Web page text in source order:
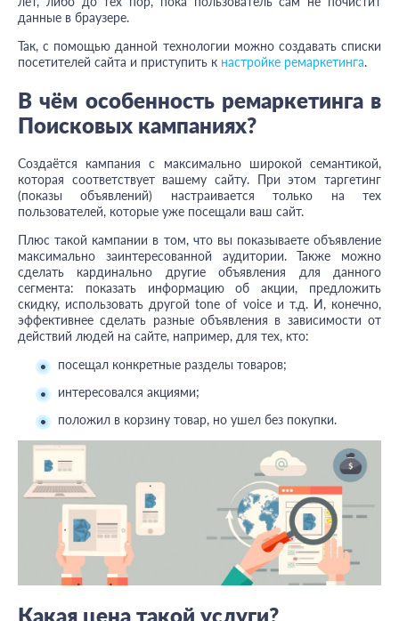
данные в браузере.
Так, с помощью данной технологии можно создавать списки
посетителей сайта и приступить к настройке ремаркетинга.
В чём особенность ремаркетинга в
Поисковых кампаниях?
Создаётся кампания с максимально широкой семантикой,
которая соответствует вашему сайту. При этом таргетинг
(показы объявлений) настраивается только на тех
пользователей, которые уже посещали ваш сайт.
Плюс такой кампании в том, что вы показываете объявление
максимально заинтересованной аудитории. Также можно
сделать кардинально другие объявления для данного
сегмента: показать информацию об акции, предложить
скидку, использовать другой tone of voice и т.д. И, конечно,
эффективнее сделать разные объявления в зависимости от
действий людей на сайте, например, для тех, кто:
посещал конкретные разделы товаров;
интересовался акциями;
положил в корзину товар, но ушел без покупки.
Какая цена такой услуги?